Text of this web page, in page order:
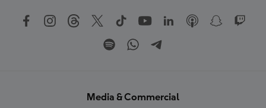
Media & Commercial